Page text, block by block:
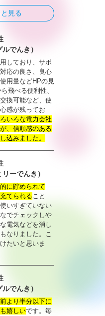
見る
ルでんき）
しており、サポ
応の良さ、良心
用量などHPの見
飛べる便利性、
換可能など、使
感が残ってお
いろな電力会社
、信頼感のある
込みました。
リーでんき）
に貯められて
てられること
いすぎていない
でチェックしや
電気などを消し
なりました。こ
たいと思いま
ルでんき）
より半分以下に
嬉しいです。毎